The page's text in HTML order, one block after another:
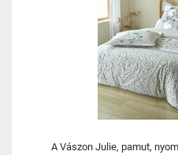
A Vászon Julie, pamut,